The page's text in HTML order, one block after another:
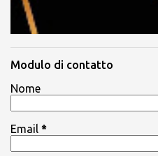
Modulo di contatto
Nome
Email *